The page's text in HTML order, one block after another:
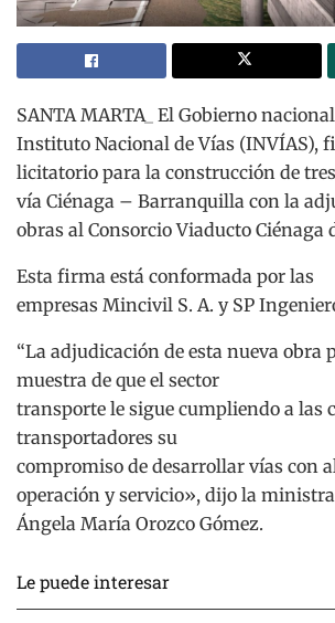
SANTA MARTA_ El Gobierno
Instituto Nacional de Vías (INVÍAS),
licitatorio para la construcción de
vía Ciénaga – Barranquilla con la
obras al Consorcio Viaducto Ciénaga
Esta firma está conformada por las
empresas Mincivil S. A. y SP
“La adjudicación de esta nueva obra
muestra de que el sector
transporte le sigue cumpliendo a las
transportadores su
compromiso de desarrollar vías con
operación y servicio», dijo la
Ángela María Orozco Gómez.
Le puede interesar